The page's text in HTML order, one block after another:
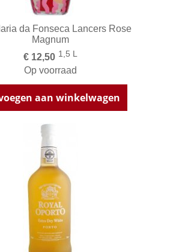
da Fonseca Lancers Rose
Magnum
€ 12,50 1,5 L
Op voorraad
aan winkelwagen